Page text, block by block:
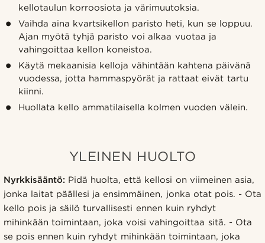
kellotaulun korroosiota ja värimuutoksia.
Vaihda aina kvartsikellon paristo heti, kun se loppuu.
Ajan myötä tyhjä paristo voi alkaa vuotaa ja
vahingoittaa kellon koneistoa.
Käytä mekaanisia kelloja vähintään kahtena päivänä
vuodessa, jotta hammaspyörät ja rattaat eivät tartu
kiinni.
Huollata kello ammatilaisella kolmen vuoden välein.
YLEINEN HUOLTO
Nyrkkisääntö: Pidä huolta, että kellosi on viimeinen asia,
jonka laitat päällesi ja ensimmäinen, jonka otat pois. - Ota
kello pois ja säilö turvallisesti ennen kuin ryhdyt
mihinkään toimintaan, joka voisi vahingoittaa sitä. - Ota
se pois ennen kuin ryhdyt mihinkään toimintaan, joka